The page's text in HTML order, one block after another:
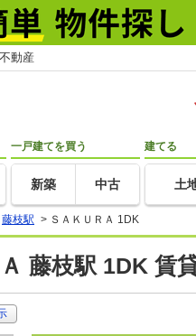
動産
一戸建てを買う
新築 中古
建てる
土
藤枝駅 > ＳＡＫＵＲＡ 1DK
藤枝駅 1DK 賃